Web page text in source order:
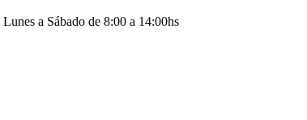
Lunes a Sábado de 8:00 a 14:00hs